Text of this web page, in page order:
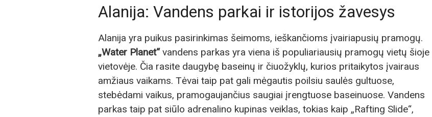
Alanija: Vandens parkai ir istorijos žavesys
Alanija yra puikus pasirinkimas šeimoms, ieškančioms įvairiapusių pramogų.
„Water Planet“vandens parkas yra viena iš populiariausių pramogų vietų šioje
vietovėje. Čia rasite daugybę baseinų ir čiuožyklų, kurios pritaikytos įvairaus
amžiaus vaikams. Tėvai taip pat gali mėgautis poilsiu saulės gultuose,
stebėdami vaikus, pramogaujančius saugiai įrengtuose baseinuose. Vandens
parkas taip pat siūlo adrenalino kupinas veiklas, tokias kaip „Rafting Slide“,